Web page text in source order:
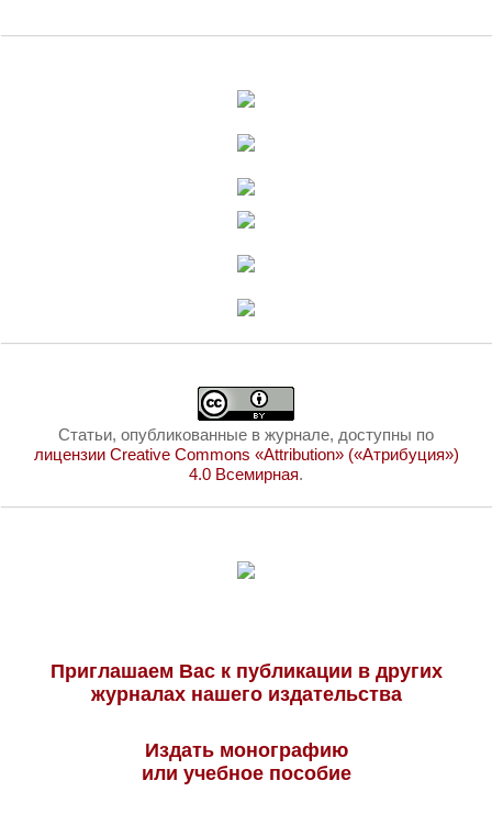
Статьи, опубликованные в журнале, доступны по
лицензии Creative Commons «Attribution» («Атрибуция»)
4.0 Всемирная.
Приглашаем Вас к публикации в других
журналах нашего издательства
Издать монографию
или учебное пособие